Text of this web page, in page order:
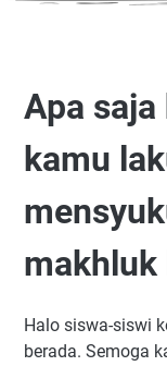
Apa
kamu
makhluk
Halo siswa-siswi
berada. Semoga